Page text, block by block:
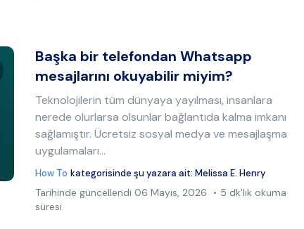
Bu makaleyi paylaş
Başka bir telefondan Whatsapp
mesajlarını okuyabilir miyim?
Teknolojilerin tüm dünyaya yayılması, insanlara
nerede olurlarsa olsunlar bağlantıda kalma imkanı
sağlamıştır. Ücretsiz sosyal medya ve mesajlaşma
uygulamaları…
How To kategorisinde şu yazara ait:Melissa E. Henry
Tarihinde güncellendi 06 Mayıs, 2026
5 dk'lık okuma
süresi